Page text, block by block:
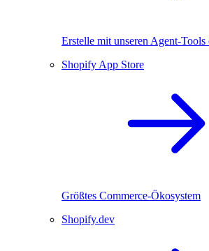
Erstelle mit unseren Agent-Tools
Shopify App Store
Größtes Commerce-Ökosystem
Shopify.dev